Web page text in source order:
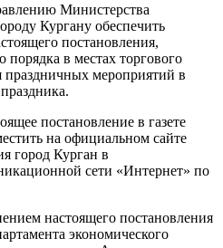
Министерства
Кургану обеспечить
постановления,
в местах торгового
мероприятий в
постановление в газете
на официальном сайте
город Курган в
сети «Интернет» по
настоящего постановления
экономического